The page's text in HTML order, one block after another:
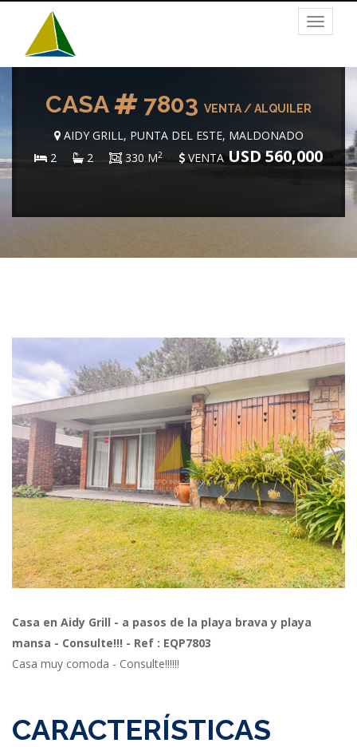
Toggle
CASA 7803 VENTA / ALQUILER
AIDY GRILL, PUNTA DEL ESTE, MALDONADO
2
2 330 M2 VENTAUSD 560,000
Casa en Aidy Grill - a pasos de la playa brava y playa
mansa - Consulte!!! - Ref : EQP7803
Casa muy comoda - Consulte!!!!!!
CARACTERÍSTICAS